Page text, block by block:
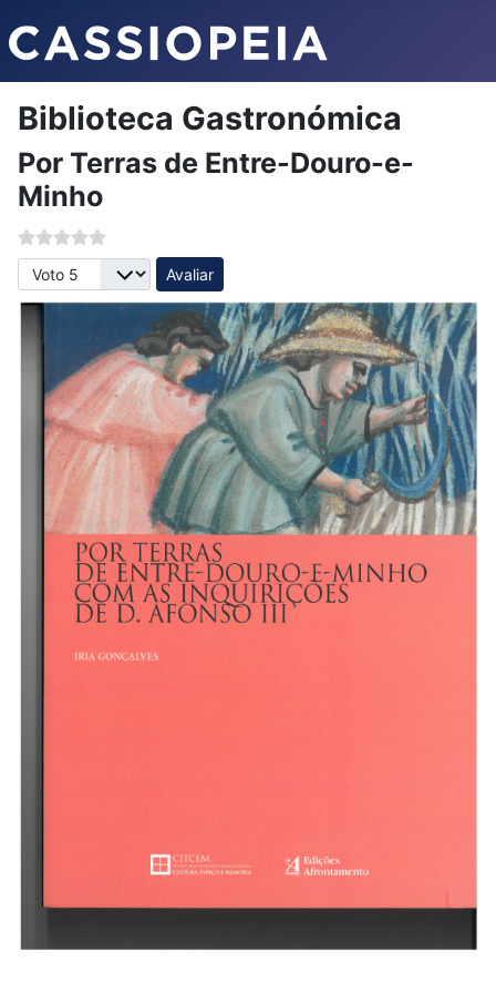
Biblioteca Gastronómica
Por Terras de Entre-Douro-e-
Minho
Avalie, por favor